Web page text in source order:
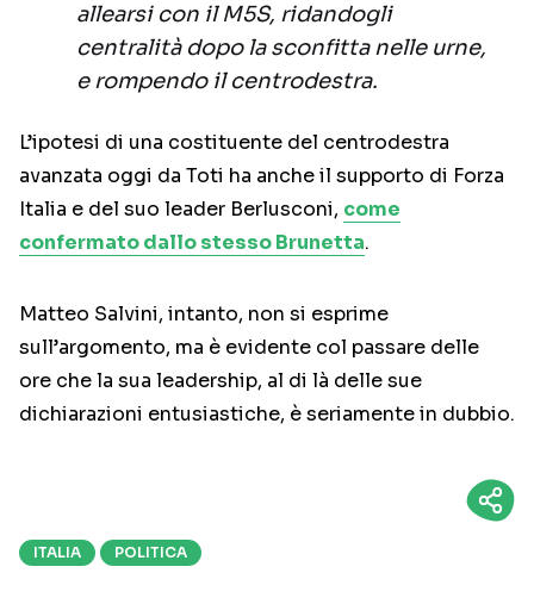
allearsi con il M5S, ridandogli
centralità dopo la sconfitta nelle urne,
e rompendo il centrodestra.
L’ipotesi di una costituente del centrodestra
avanzata oggi da Toti ha anche il supporto di Forza
Italia e del suo leader Berlusconi, come
confermato dallo stesso Brunetta.
Matteo Salvini, intanto, non si esprime
sull’argomento, ma è evidente col passare delle
ore che la sua leadership, al di là delle sue
dichiarazioni entusiastiche, è seriamente in dubbio.
ITALIA POLITICA